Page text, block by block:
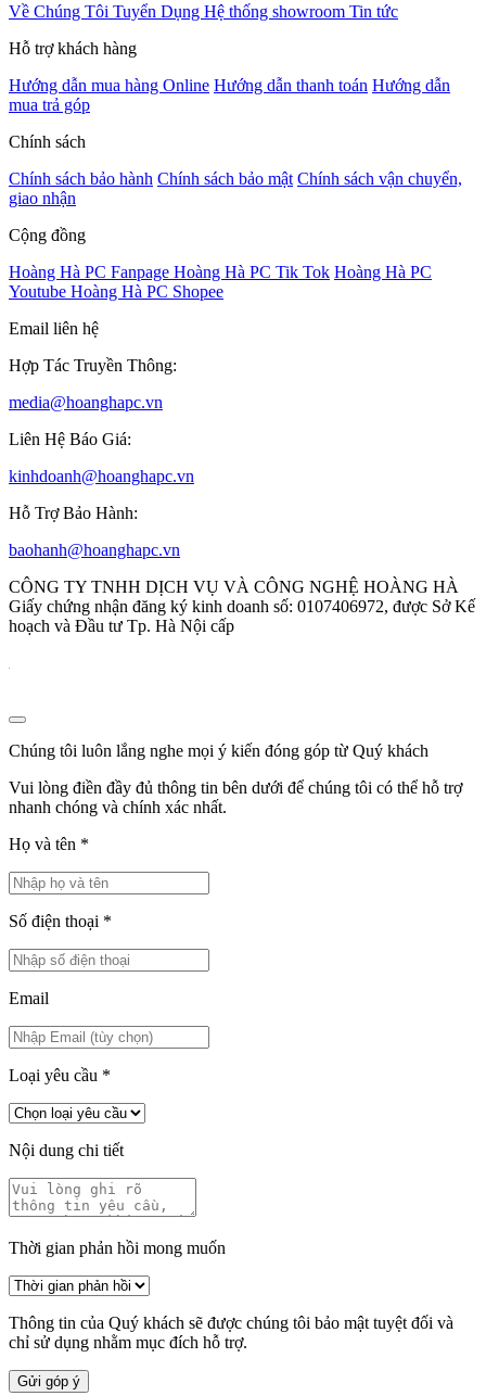
Về Chúng Tôi Tuyển Dụng Hệ thống showroom Tin tức
Hỗ trợ khách hàng
Hướng dẫn mua hàng Online Hướng dẫn thanh toán Hướng dẫn
mua trả góp
Chính sách
Chính sách bảo hành Chính sách bảo mật Chính sách vận chuyển,
giao nhận
Cộng đồng
Hoàng Hà PC Fanpage Hoàng Hà PC Tik Tok Hoàng Hà PC
Youtube Hoàng Hà PC Shopee
Email liên hệ
Hợp Tác Truyền Thông:
media@hoanghapc.vn
Liên Hệ Báo Giá:
kinhdoanh@hoanghapc.vn
Hỗ Trợ Bảo Hành:
baohanh@hoanghapc.vn
CÔNG TY TNHH DỊCH VỤ VÀ CÔNG NGHỆ HOÀNG HÀ
Giấy chứng nhận đăng ký kinh doanh số: 0107406972, được Sở Kế
hoạch và Đầu tư Tp. Hà Nội cấp
Chúng tôi luôn lắng nghe mọi ý kiến đóng góp từ Quý khách
Vui lòng điền đầy đủ thông tin bên dưới để chúng tôi có thể hỗ trợ
nhanh chóng và chính xác nhất.
Họ và tên *
Số điện thoại *
Email
Loại yêu cầu *
Nội dung chi tiết
Thời gian phản hồi mong muốn
Thông tin của Quý khách sẽ được chúng tôi bảo mật tuyệt đối và
chỉ sử dụng nhằm mục đích hỗ trợ.
Gửi góp ý